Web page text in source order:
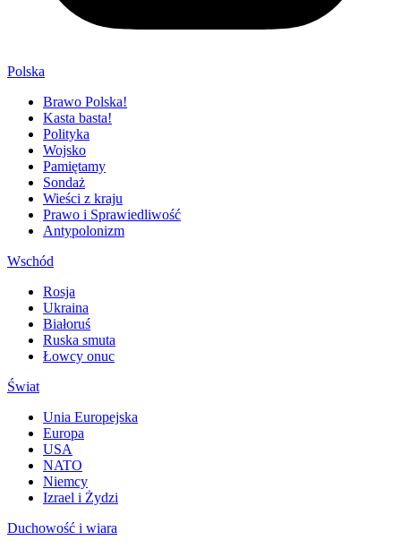
Polska
Brawo Polska!
Kasta basta!
Polityka
Wojsko
Pamiętamy
Sondaż
Wieści z kraju
Prawo i Sprawiedliwość
Antypolonizm
Wschód
Rosja
Ukraina
Białoruś
Ruska smuta
Łowcy onuc
Świat
Unia Europejska
Europa
USA
NATO
Niemcy
Izrael i Żydzi
Duchowość i wiara